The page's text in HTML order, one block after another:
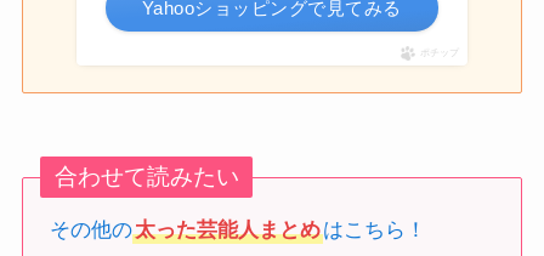
Yahooショッピングで見てみる
ポチップ
合わせて読みたい
その他の太った芸能人まとめはこちら！